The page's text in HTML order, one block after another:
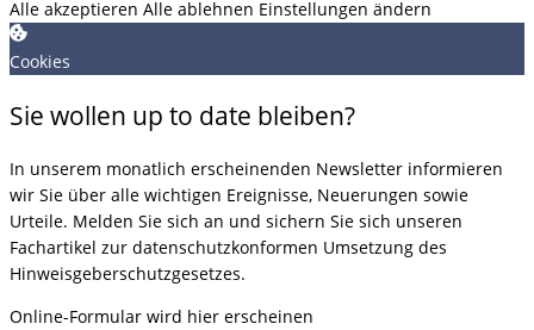
Alle akzeptieren Alle ablehnen Einstellungen ändern
Cookies
Sie wollen up to date bleiben?
In unserem monatlich erscheinenden Newsletter informieren
wir Sie über alle wichtigen Ereignisse, Neuerungen sowie
Urteile. Melden Sie sich an und sichern Sie sich unseren
Fachartikel zur datenschutzkonformen Umsetzung des
Hinweisgeberschutzgesetzes.
Online-Formular wird hier erscheinen